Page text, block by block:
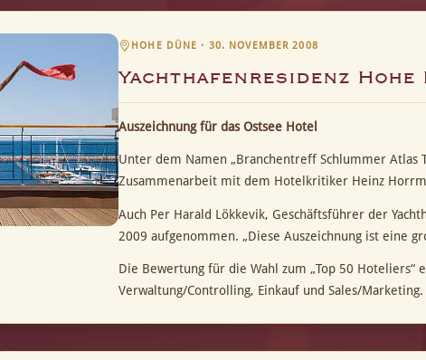
HOHE DÜNE · 30. NOVEMBER 2008
Yachthafenresidenz
Auszeichnung für das Ostsee Hotel
Unter dem Namen „Branchentreff Schlummer Atlas
Zusammenarbeit mit dem Hotelkritiker Heinz
Auch Per Harald Lökkevik, Geschäftsführer der
2009 aufgenommen. „Diese Auszeichnung ist eine
Die Bewertung für die Wahl zum „Top 50 Hoteliers“
Verwaltung/Controlling, Einkauf und Sales/Marketing.